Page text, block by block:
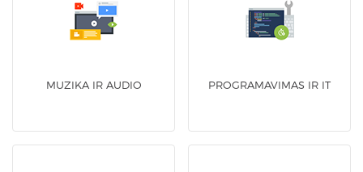
MUZIKA IR AUDIO PROGRAMAVIMAS IR IT